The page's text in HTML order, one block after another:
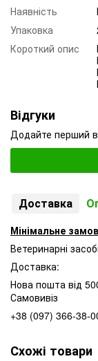
Наявність
Упаковка
Короткий опис
Відгуки
Додайте перший
Доставка
Мінімальне
Ветеринарні
Доставка:
Нова пошта від
Самовивіз
+38 (097) 366-38-
Схожі товари